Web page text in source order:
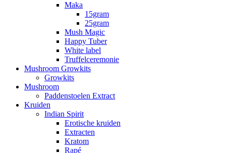
Maka
15gram
25gram
Mush Magic
Happy Tuber
White label
Truffelceremonie
Mushroom Growkits
Growkits
Mushroom
Paddenstoelen Extract
Kruiden
Indian Spirit
Erotische kruiden
Extracten
Kratom
Rapé